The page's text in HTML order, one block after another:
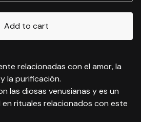
Add to cart
relacionadas con el amor, la
la purificación.
las diosas venusianas y es un
rituales relacionados con este